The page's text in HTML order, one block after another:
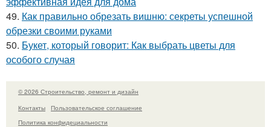
49. Как правильно обрезать вишню: секреты успешной
обрезки своими руками
50. Букет, который говорит: Как выбрать цветы для
особого случая
© 2026 Строительство, ремонт и дизайн
Контакты
Пользовательское соглашение
Политика конфидециальности